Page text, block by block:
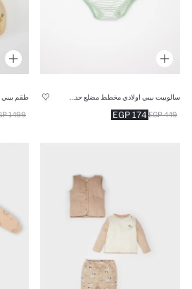
174 EGP 449 EGP
1499 EGP